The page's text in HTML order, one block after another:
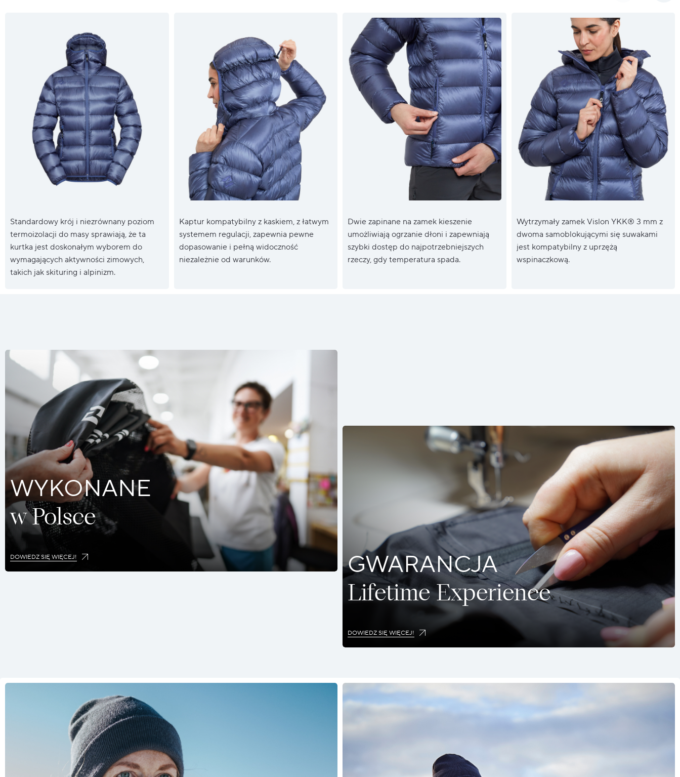
Standardowy krój i niezrównany poziom
termoizolacji do masy sprawiają, że ta
kurtka jest doskonałym wyborem do
wymagających aktywności zimowych,
takich jak skituring i alpinizm.
Kaptur kompatybilny z kaskiem, z łatwym
systemem regulacji, zapewnia pewne
dopasowanie i pełną widoczność
niezależnie od warunków.
Dwie zapinane na zamek kieszenie
umożliwiają ogrzanie dłoni i zapewniają
szybki dostęp do najpotrzebniejszych
rzeczy, gdy temperatura spada.
Wytrzymały zamek Vislon YKK® 3 mm z
dwoma samoblokującymi się suwakami
jest kompatybilny z uprzężą
wspinaczkową.
WYKONANE
w Polsce
DOWIEDZ SIĘ WIĘCEJ! GWARANCJA
Lifetime Experience
DOWIEDZ SIĘ WIĘCEJ!